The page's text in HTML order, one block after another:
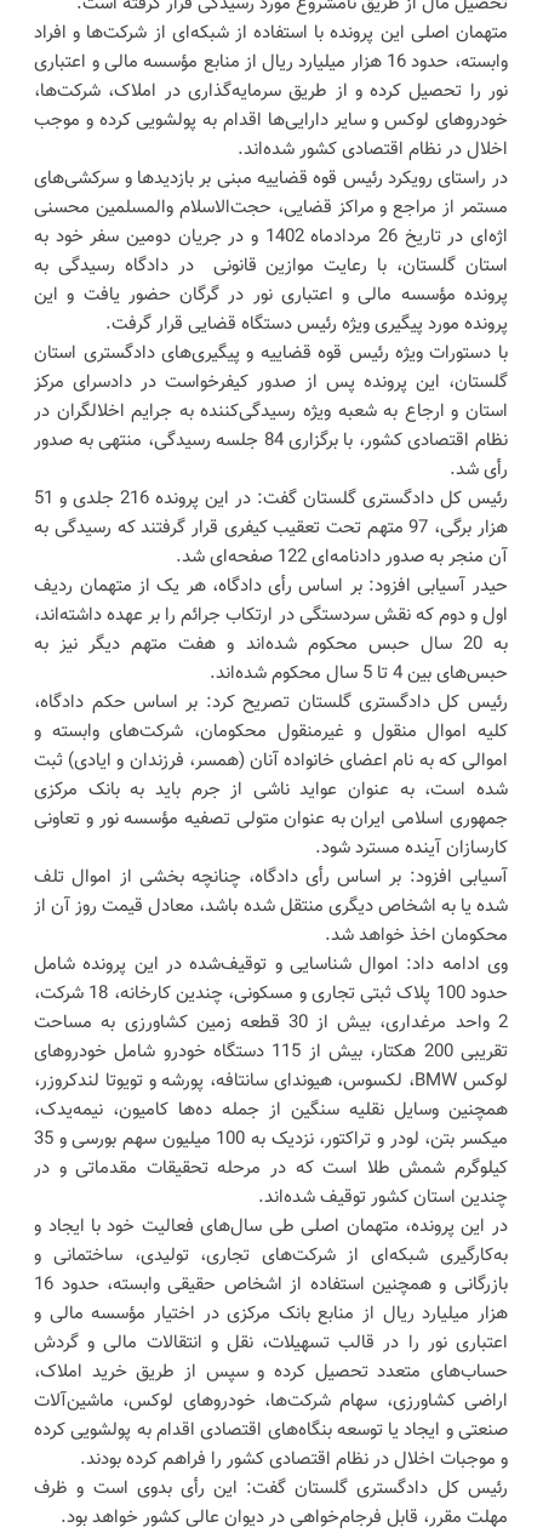
متهمان اصلی این پرونده با استفاده از شبکه‌ای از شرکت‌ها و افراد
وابسته، حدود 16 هزار میلیارد ریال از منابع مؤسسه مالی و اعتباری
نور را تحصیل کرده و از طریق سرمایه‌گذاری در املاک، شرکت‌ها،
خودروهای لوکس و سایر دارایی‌ها اقدام به پولشویی کرده و موجب
اخلال در نظام اقتصادی کشور شده‌اند.
در راستای رویکرد رئیس قوه قضاییه مبنی بر بازدیدها و سرکشی‌های
مستمر از مراجع و مراکز قضایی، حجت‌الاسلام والمسلمین محسنی
اژه‌ای در تاریخ 26 مردادماه 1402 و در جریان دومین سفر خود به
استان گلستان، با رعایت موازین قانونی در دادگاه رسیدگی به
پرونده مؤسسه مالی و اعتباری نور در گرگان حضور یافت و این
پرونده مورد پیگیری ویژه رئیس دستگاه قضایی قرار گرفت.
با دستورات ویژه رئیس قوه قضاییه و پیگیری‌های دادگستری استان
گلستان، این پرونده پس از صدور کیفرخواست در دادسرای مرکز
استان و ارجاع به شعبه ویژه رسیدگی‌کننده به جرایم اخلالگران در
نظام اقتصادی کشور، با برگزاری 84 جلسه رسیدگی، منتهی به صدور
رأی شد.
رئیس کل دادگستری گلستان گفت: در این پرونده 216 جلدی و 51
هزار برگی، 97 متهم تحت تعقیب کیفری قرار گرفتند که رسیدگی به
آن منجر به صدور دادنامه‌ای 122 صفحه‌ای شد.
حیدر آسیابی افزود: بر اساس رأی دادگاه، هر یک از متهمان ردیف
اول و دوم که نقش سردستگی در ارتکاب جرائم را بر عهده داشته‌اند،
به 20 سال حبس محکوم شده‌اند و هفت متهم دیگر نیز به
حبس‌های بین 4 تا 5 سال محکوم شده‌اند.
رئیس کل دادگستری گلستان تصریح کرد: بر اساس حکم دادگاه،
کلیه اموال منقول و غیرمنقول محکومان، شرکت‌های وابسته و
اموالی که به نام اعضای خانواده آنان (همسر، فرزندان و ایادی) ثبت
شده است، به عنوان عواید ناشی از جرم باید به بانک مرکزی
جمهوری اسلامی ایران به عنوان متولی تصفیه مؤسسه نور و تعاونی
کارسازان آینده مسترد شود.
آسیابی افزود: بر اساس رأی دادگاه، چنانچه بخشی از اموال تلف
شده یا به اشخاص دیگری منتقل شده باشد، معادل قیمت روز آن از
محکومان اخذ خواهد شد.
وی ادامه داد: اموال شناسایی و توقیف‌شده در این پرونده شامل
حدود 100 پلاک ثبتی تجاری و مسکونی، چندین کارخانه، 18 شرکت،
2 واحد مرغداری، بیش از 30 قطعه زمین کشاورزی به مساحت
تقریبی 200 هکتار، بیش از 115 دستگاه خودرو شامل خودروهای
لوکس BMW، لکسوس، هیوندای سانتافه، پورشه و تویوتا لندکروزر،
همچنین وسایل نقلیه سنگین از جمله ده‌ها کامیون، نیمه‌یدک،
میکسر بتن، لودر و تراکتور، نزدیک به 100 میلیون سهم بورسی و 35
کیلوگرم شمش طلا است که در مرحله تحقیقات مقدماتی و در
چندین استان کشور توقیف شده‌اند.
در این پرونده، متهمان اصلی طی سال‌های فعالیت خود با ایجاد و
به‌کارگیری شبکه‌ای از شرکت‌های تجاری، تولیدی، ساختمانی و
بازرگانی و همچنین استفاده از اشخاص حقیقی وابسته، حدود 16
هزار میلیارد ریال از منابع بانک مرکزی در اختیار مؤسسه مالی و
اعتباری نور را در قالب تسهیلات، نقل و انتقالات مالی و گردش
حساب‌های متعدد تحصیل کرده و سپس از طریق خرید املاک،
اراضی کشاورزی، سهام شرکت‌ها، خودروهای لوکس، ماشین‌آلات
صنعتی و ایجاد یا توسعه بنگاه‌های اقتصادی اقدام به پولشویی کرده
و موجبات اخلال در نظام اقتصادی کشور را فراهم کرده بودند.
رئیس کل دادگستری گلستان گفت: این رأی بدوی است و ظرف
مهلت مقرر، قابل فرجام‌خواهی در دیوان عالی کشور خواهد بود.